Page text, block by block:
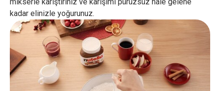
kadar elinizle yoğurunuz.